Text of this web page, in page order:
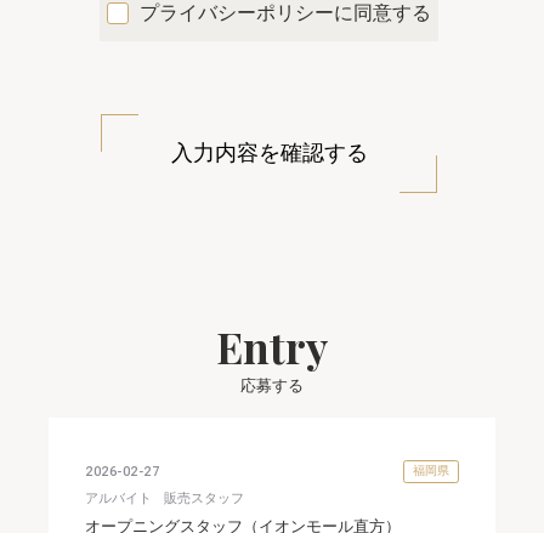
プライバシーポリシーに同意する
入力内容を確認する
Entry
応募する
2026-02-27 福岡県
アルバイト 販売スタッフ
オープニングスタッフ（イオンモール直方）